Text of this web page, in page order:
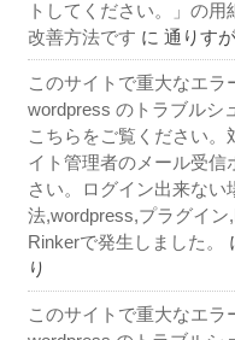
トしてください。」の
改善方法です に 通りす
このサイトで重大なエラ
wordpress のトラブルシ
こちらをご覧ください。
イト管理者のメール受信
さい。ログイン出来ない
法,wordpress,プラグイ
Rinkerで発生しました。
り
このサイトで重大なエラ